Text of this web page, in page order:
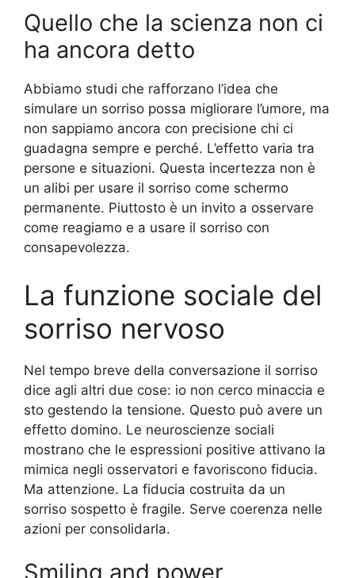
Quello che la scienza non ci
ha ancora detto
Abbiamo studi che rafforzano l’idea che
simulare un sorriso possa migliorare l’umore, ma
non sappiamo ancora con precisione chi ci
guadagna sempre e perché. L’effetto varia tra
persone e situazioni. Questa incertezza non è
un alibi per usare il sorriso come schermo
permanente. Piuttosto è un invito a osservare
come reagiamo e a usare il sorriso con
consapevolezza.
La funzione sociale del
sorriso nervoso
Nel tempo breve della conversazione il sorriso
dice agli altri due cose: io non cerco minaccia e
sto gestendo la tensione. Questo può avere un
effetto domino. Le neuroscienze sociali
mostrano che le espressioni positive attivano la
mimica negli osservatori e favoriscono fiducia.
Ma attenzione. La fiducia costruita da un
sorriso sospetto è fragile. Serve coerenza nelle
azioni per consolidarla.
Smiling and power